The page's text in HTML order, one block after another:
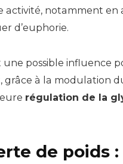
activité, notamment
d’euphorie.
possible influence
grâce à la modulation
régulation de la
de poids